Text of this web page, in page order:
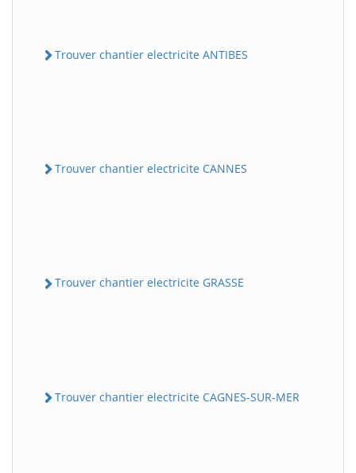
Trouver chantier electricite ANTIBES
Trouver chantier electricite CANNES
Trouver chantier electricite GRASSE
Trouver chantier electricite CAGNES-SUR-MER